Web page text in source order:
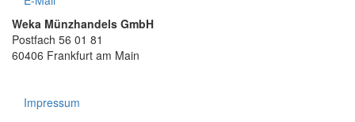
Weka Münzhandels GmbH
Postfach 56 01 81
60406 Frankfurt am Main
Impressum